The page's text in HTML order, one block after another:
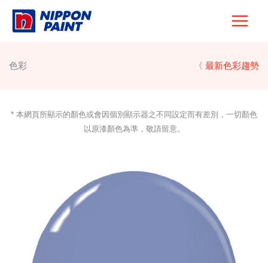
Skip
色彩 〈 最新色彩趨勢
* 本網頁所顯示的顏色或會因個別顯示器之不同設定而有差別，一切顏色
以原漆顏色為準，敬請留意。